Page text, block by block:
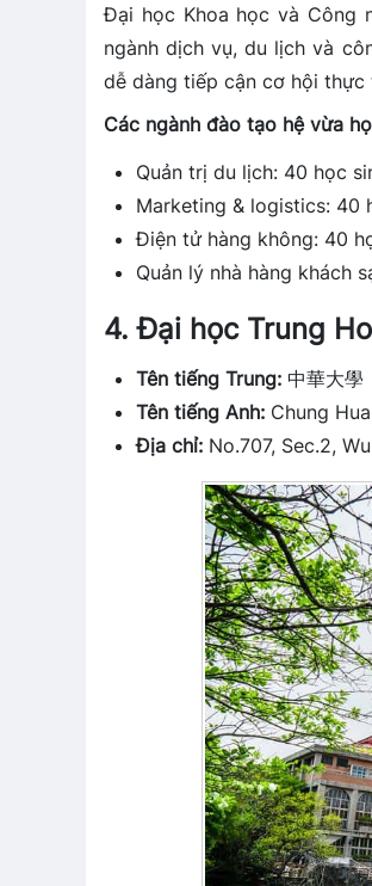
Đại học Khoa học và Công
ngành dịch vụ, du lịch và
dễ dàng tiếp cận cơ hội thực
Các ngành đào tạo hệ vừa
Quản trị du lịch: 40 học
Marketing & logistics: 40
Điện tử hàng không: 40
Quản lý nhà hàng khách
4. Đại học Trung
Tên tiếng Trung: 中華大學
Tên tiếng Anh: Chung
Địa chỉ: No.707, Sec.2,